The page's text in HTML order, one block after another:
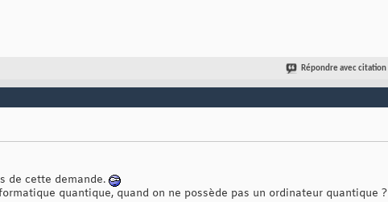
Répondre avec citation
de cette demande.
quantique, quand on ne possède pas un ordinateur quantique ?